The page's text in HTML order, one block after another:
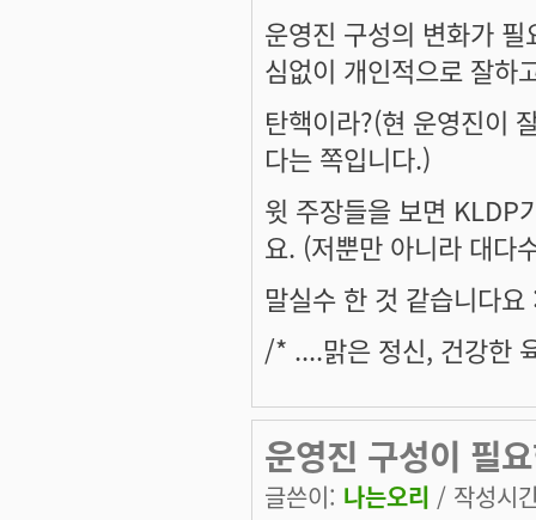
운영진 구성의 변화가
심없이 개인적으로 잘하
탄핵이라?(현 운영진이
다는 쪽입니다.)
윗 주장들을 보면 KLDP
요. (저뿐만 아니라 대다
말실수 한 것 같습니다
/* ....맑은 정신, 건강한
운영진 구성이 필
글쓴이: 나는오리 / 작성시